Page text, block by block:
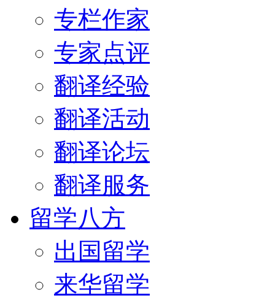
专栏作家
专家点评
翻译经验
翻译活动
翻译论坛
翻译服务
留学八方
出国留学
来华留学